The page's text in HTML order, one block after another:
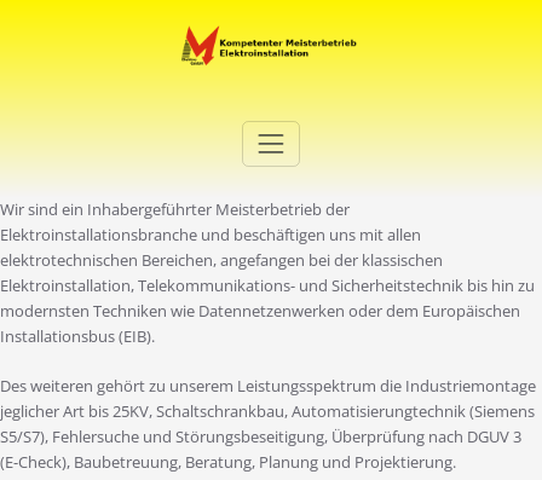
Elektro Martini
Wir sind ein Inhabergeführter Meisterbetrieb der
Elektroinstallationsbranche und beschäftigen uns mit allen
elektrotechnischen Bereichen, angefangen bei der klassischen
Elektroinstallation, Telekommunikations- und Sicherheitstechnik bis hin zu
modernsten Techniken wie Datennetzenwerken oder dem Europäischen
Installationsbus (EIB).
Des weiteren gehört zu unserem Leistungsspektrum die Industriemontage
jeglicher Art bis 25KV, Schaltschrankbau, Automatisierungtechnik (Siemens
S5/S7), Fehlersuche und Störungsbeseitigung, Überprüfung nach DGUV 3
(E-Check), Baubetreuung, Beratung, Planung und Projektierung.